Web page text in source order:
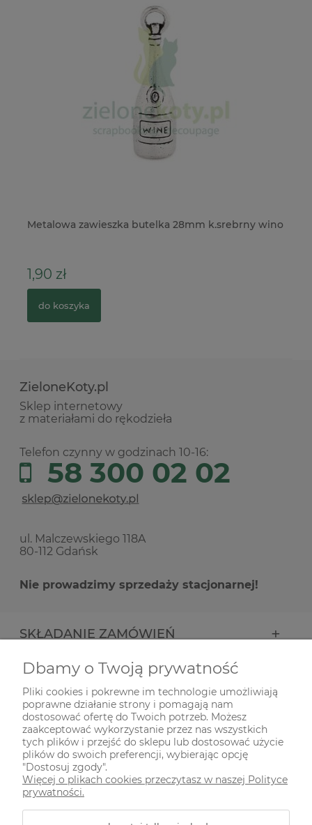
Metalowa zawieszka butelka 28mm k.srebrny wino
1,90 zł
do koszyka
ZieloneKoty.pl
Sklep internetowy
z materiałami do rękodzieła
Telefon czynny w godzinach 10-16:
58 300 02 02
ul. Malczewskiego 118A
80-112 Gdańsk
Nie prowadzimy sprzedaży stacjonarnej!
SKŁADANIE ZAMÓWIEŃ
INFORMACJE
ODWIEDŹ NAS NA
Dbamy o Twoją prywatność
Pliki cookies i pokrewne im technologie umożliwiają
poprawne działanie strony i pomagają nam
dostosować ofertę do Twoich potrzeb. Możesz
zaakceptować wykorzystanie przez nas wszystkich
tych plików i przejść do sklepu lub dostosować użycie
plików do swoich preferencji, wybierając opcję
"Dostosuj zgody".
Więcej o plikach cookies przeczytasz w naszej Polityce
prywatności.